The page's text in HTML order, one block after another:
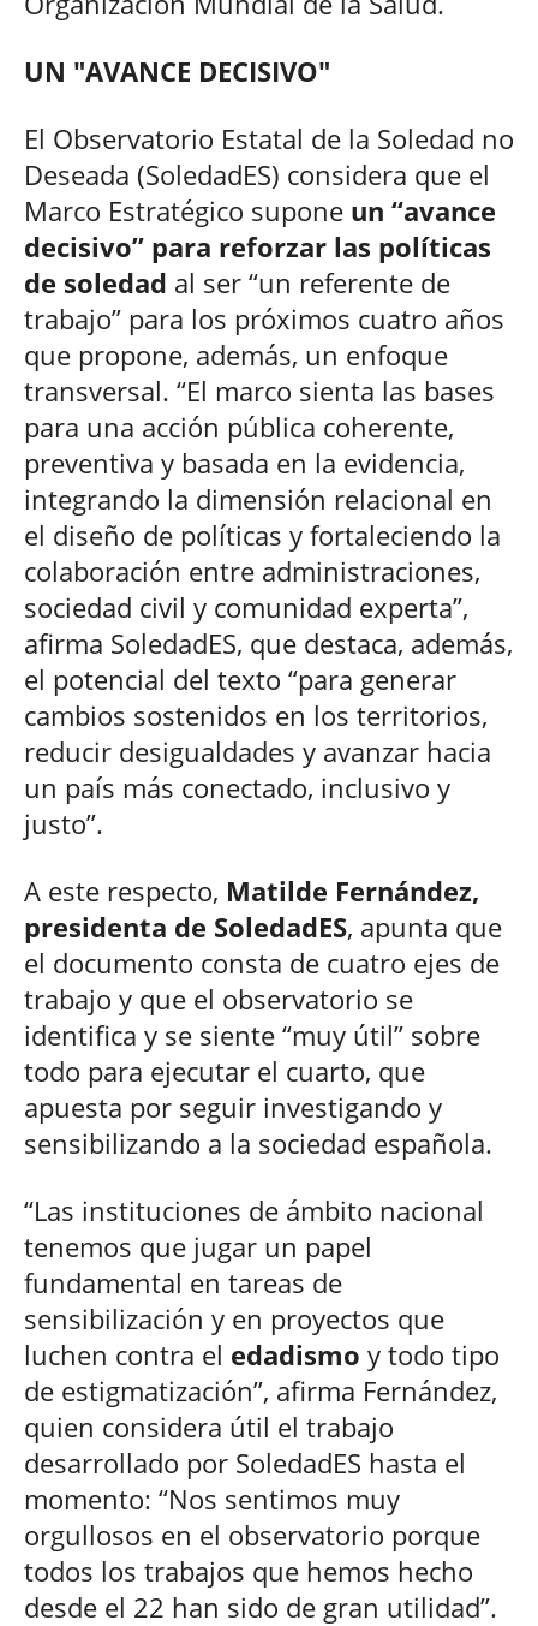
UN "AVANCE DECISIVO"
El Observatorio Estatal de la Soledad no
Deseada (SoledadES) considera que el
Marco Estratégico supone un “avance
decisivo” para reforzar las políticas
de soledad al ser “un referente de
trabajo” para los próximos cuatro años
que propone, además, un enfoque
transversal. “El marco sienta las bases
para una acción pública coherente,
preventiva y basada en la evidencia,
integrando la dimensión relacional en
el diseño de políticas y fortaleciendo la
colaboración entre administraciones,
sociedad civil y comunidad experta”,
afirma SoledadES, que destaca, además,
el potencial del texto “para generar
cambios sostenidos en los territorios,
reducir desigualdades y avanzar hacia
un país más conectado, inclusivo y
justo”.
A este respecto, Matilde Fernández,
presidenta de SoledadES, apunta que
el documento consta de cuatro ejes de
trabajo y que el observatorio se
identifica y se siente “muy útil” sobre
todo para ejecutar el cuarto, que
apuesta por seguir investigando y
sensibilizando a la sociedad española.
“Las instituciones de ámbito nacional
tenemos que jugar un papel
fundamental en tareas de
sensibilización y en proyectos que
luchen contra el edadismo y todo tipo
de estigmatización”, afirma Fernández,
quien considera útil el trabajo
desarrollado por SoledadES hasta el
momento: “Nos sentimos muy
orgullosos en el observatorio porque
todos los trabajos que hemos hecho
desde el 22 han sido de gran utilidad”.